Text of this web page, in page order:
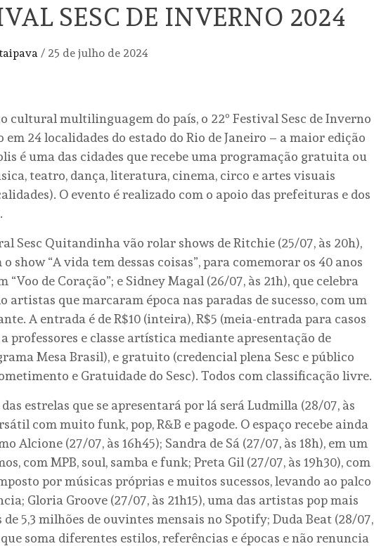
SESC DE INVERNO 2024
/ 25 de julho de 2024
cultural multilinguagem do país, o 22º Festival Sesc de Inverno
24 localidades do estado do Rio de Janeiro – a maior edição
é uma das cidades que recebe uma programação gratuita ou
teatro, dança, literatura, cinema, circo e artes visuais
O evento é realizado com o apoio das prefeituras e dos
Sesc Quitandinha vão rolar shows de Ritchie (25/07, às 20h),
show “A vida tem dessas coisas”, para comemorar os 40 anos
“Voo de Coração”; e Sidney Magal (26/07, às 21h), que celebra
artistas que marcaram época nas paradas de sucesso, com um
A entrada é de R$10 (inteira), R$5 (meia-entrada para casos
professores e classe artística mediante apresentação de
Mesa Brasil), e gratuito (credencial plena Sesc e público
e Gratuidade do Sesc). Todos com classificação livre.
estrelas que se apresentará por lá será Ludmilla (28/07, às
com muito funk, pop, R&B e pagode. O espaço recebe ainda
Alcione (27/07, às 16h45); Sandra de Sá (27/07, às 18h), em um
com MPB, soul, samba e funk; Preta Gil (27/07, às 19h30), com
por músicas próprias e muitos sucessos, levando ao palco
Gloria Groove (27/07, às 21h15), uma das artistas pop mais
5,3 milhões de ouvintes mensais no Spotify; Duda Beat (28/07,
que soma diferentes estilos, referências e épocas e não renuncia